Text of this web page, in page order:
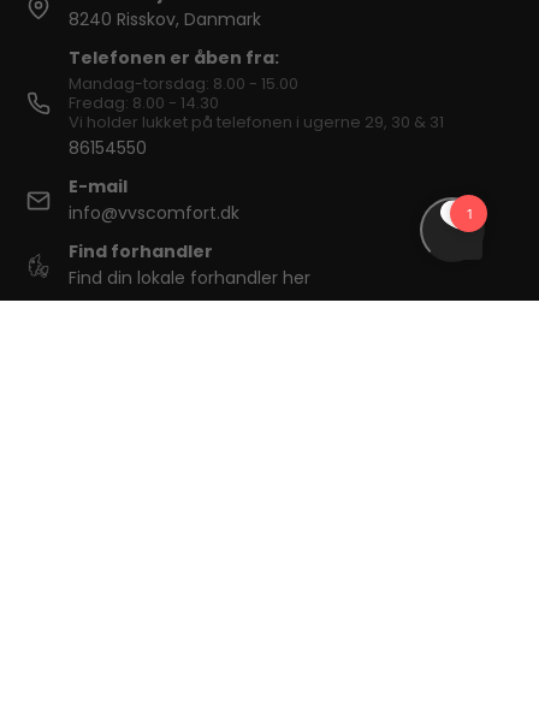
8240 Risskov, Danmark
Telefonen er åben fra:
Mandag-torsdag: 8.00 - 15.00
Fredag: 8.00 - 14.30
Vi holder lukket på telefonen i ugerne 29, 30 & 31
86154550
E-mail
info@vvscomfort.dk
Find forhandler
Find din lokale forhandler her